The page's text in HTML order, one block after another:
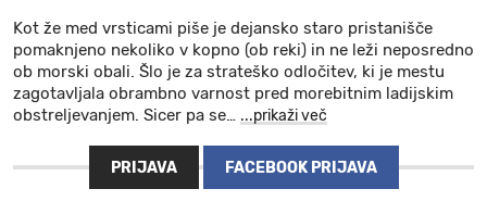
Kot že med vrsticami piše je dejansko staro pristanišče
pomaknjeno nekoliko v kopno (ob reki) in ne leži neposredno
ob morski obali. Šlo je za strateško odločitev, ki je mestu
zagotavljala obrambno varnost pred morebitnim ladijskim
obstreljevanjem. Sicer pa se… ...prikaži več
PRIJAVA FACEBOOK PRIJAVA